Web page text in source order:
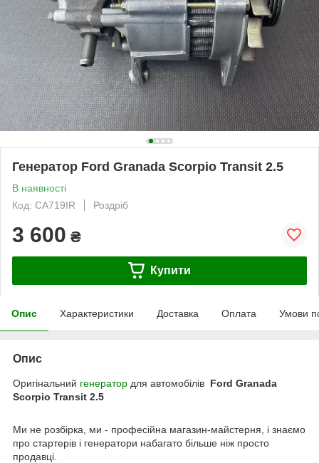
Генератор Ford Granada Scorpio Transit 2.5
В наявності
Код: CA719IR
Роздріб
3 600 ₴
Купити
Опис Характеристики Доставка Оплата Умови
Опис
Оригінальний генератор для автомобілів Ford Granada
Scorpio Transit 2.5
Ми не розбірка, ми - професійна магазин-майстерня, і знаємо
про стартерів і генератори набагато більше ніж просто
продавці.